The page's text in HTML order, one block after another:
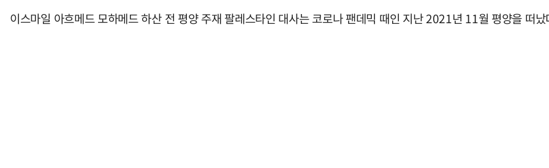
이스마일 아흐메드 모하메드 하산 전 평양 주재 팔레스타인 대사는 코로나 팬데믹 때인 지난 2021년 11월 평양을 떠났